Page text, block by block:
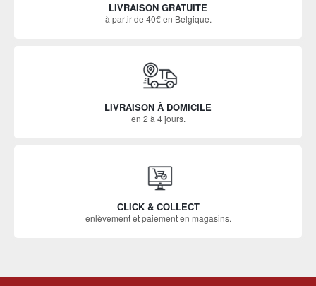
LIVRAISON GRATUITE
à partir de 40€ en Belgique.
LIVRAISON À DOMICILE
en 2 à 4 jours.
CLICK & COLLECT
enlèvement et paiement en magasins.